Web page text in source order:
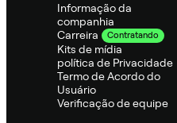
Informação da
companhia
Carreira
Contratando
Kits de mídia
política de Privacidade
Termo de Acordo do
Usuário
Verificação de equipe